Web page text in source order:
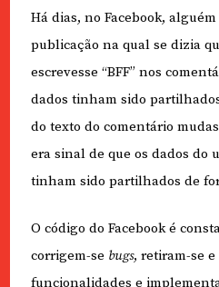
Há dias, no Facebook,
publicação na qual se dizia
escrevesse “BFF” nos
dados tinham sido
do texto do comentário
era sinal de que os dados do
tinham sido partilhados de
O código do Facebook é
corrigem-se bugs, retiram-se
funcionalidades e